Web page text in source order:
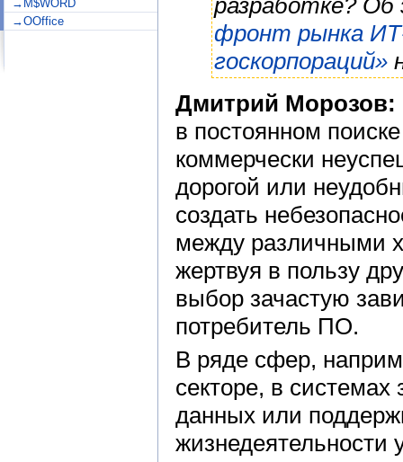
→M$WORD
→OOffice
фронт рынка
госкорпораций»
Дмитрий Морозов:
в постоянном
коммерчески
дорогой или
создать
между различными
жертвуя в пользу
выбор зачастую
потребитель ПО.
В ряде сфер,
секторе, в
данных или
жизнедеятельности